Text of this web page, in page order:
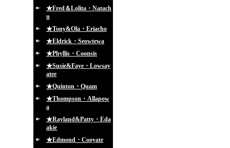
★Fred＆Lolita・Natach
u
★Tony&Ola・Eriacho
★Eldrick・Seowtewa
★Phyllis・Coonsis
★Susie&Faye・Lowsay
atee
★Quinton・Quam
★Thompson・Allapow
a
★Rayland&Patty・Eda
akie
★Edmond・Cooyate